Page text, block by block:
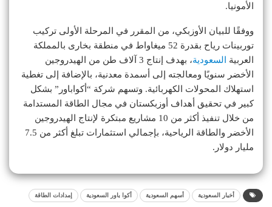
الأمونيا.
ووفقًا للبيان الأوزبكي، من المقرر في المرحلة الأولى تركيب
توربينات رياح بقدرة 52 ميغاواط في منطقة بخارى بالمملكة
العربية
السعودية
، بهدف إنتاج 3 آلاف طن من الهيدروجين
الأخضر سنويًا ومعالجته إلى أسمدة معدنية، بالإضافة إلى تغطية
استهلاك المحولات الكهربائية. وتسهم شركة “أكواباور” بشكل
كبير في تحقيق أهداف أوزبكستان في مجال الطاقة المستدامة
من خلال تنفيذ أكثر من 10 مشاريع مبتكرة لإنتاج الهيدروجين
الأخضر والطاقة الرياحية، بإجمالي استثمارات تبلغ أكثر من 7.5
مليار دولار.
أخبار السعودية أسهم السعودية أكوا باور السعودية إمدادات الطاقة